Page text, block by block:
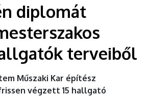
diplomát
terveiből
Műszaki Kar építész
végzett 15 hallgató